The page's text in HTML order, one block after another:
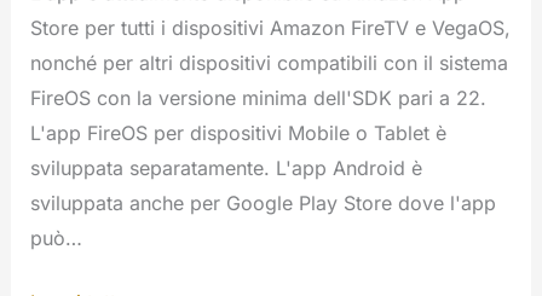
Store per tutti i dispositivi Amazon FireTV e VegaOS,
nonché per altri dispositivi compatibili con il sistema
FireOS con la versione minima dell'SDK pari a 22.
L'app FireOS per dispositivi Mobile o Tablet è
sviluppata separatamente. L'app Android è
sviluppata anche per Google Play Store dove l'app
può…